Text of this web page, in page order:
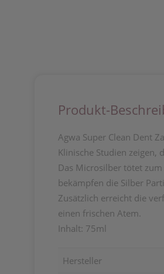
Produkt-
Agwa Super Clean Dent
Klinische Studien
Das Microsilber tötet
bekämpfen die Silber
Zusätzlich erreicht die
einen frischen Atem.
Inhalt: 75ml
Hersteller